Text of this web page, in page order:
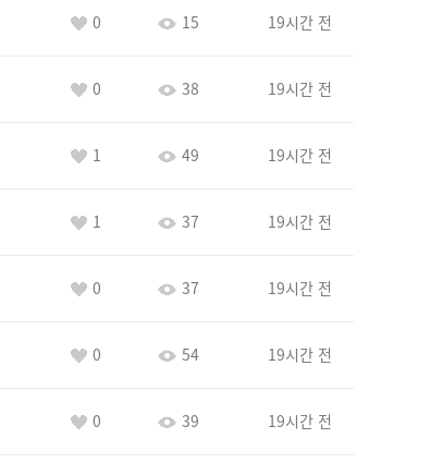
0 15 19시간 전
0 38 19시간 전
1 49 19시간 전
1 37 19시간 전
0 37 19시간 전
0 54 19시간 전
0 39 19시간 전